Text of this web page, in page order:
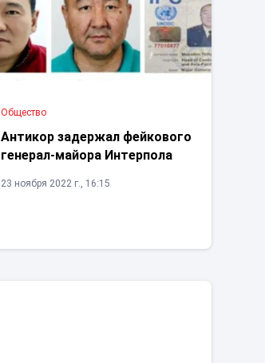
Общество
Антикор задержал фейкового
генерал-майора Интерпола
23 ноября 2022 г., 16:15